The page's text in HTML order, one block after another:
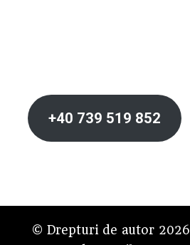
+40 739 519 852
© Drepturi de autor 2026